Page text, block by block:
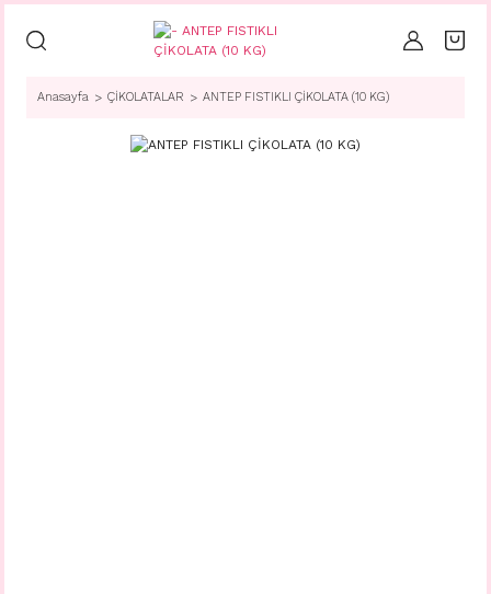
Anasayfa ÇİKOLATALAR ANTEP FISTIKLI ÇİKOLATA (10 KG)